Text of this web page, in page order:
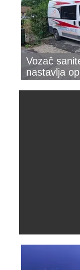
Vozač
nastavlja